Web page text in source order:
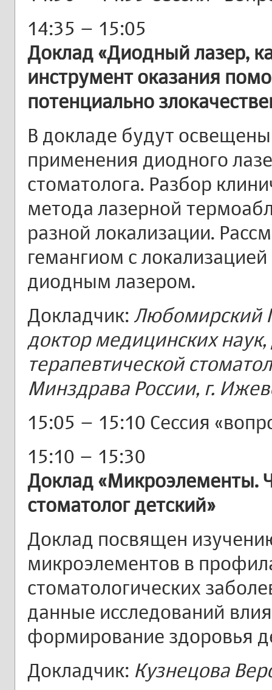
14:35 – 15:05
Доклад «Диодный лазер,
инструмент оказания
потенциально
В докладе будут
применения диодного
стоматолога. Разбор
метода лазерной
разной локализации.
гемангиом с
диодным лазером.
Докладчик: Любомирский
доктор медицинских
терапевтической
Минздрава России, г.
15:05 – 15:10 Сессия
15:10 – 15:30
Доклад «Микроэлементы.
стоматолог детский»
Доклад посвящен
микроэлементов в
стоматологических
данные исследований
формирование здоровья
Докладчик: Кузнецова